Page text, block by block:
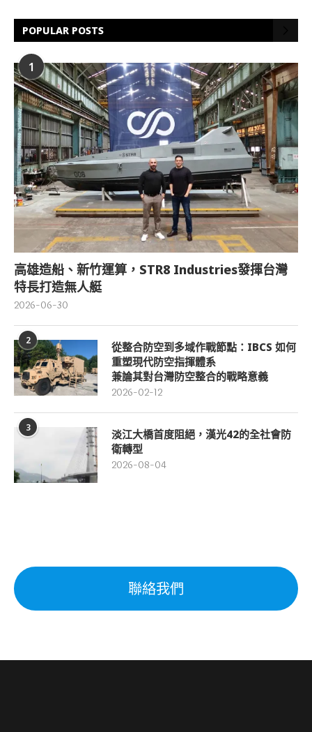
POPULAR POSTS
1
高雄造船、新竹運算，STR8 Industries發揮台灣
特長打造無人艇
2026-06-30
2
從整合防空到多域作戰節點：IBCS 如何
重塑現代防空指揮體系
兼論其對台灣防空整合的戰略意義
2026-02-12
3
淡江大橋首度阻絕，漢光42的全社會防
衛轉型
2026-08-04
聯絡我們